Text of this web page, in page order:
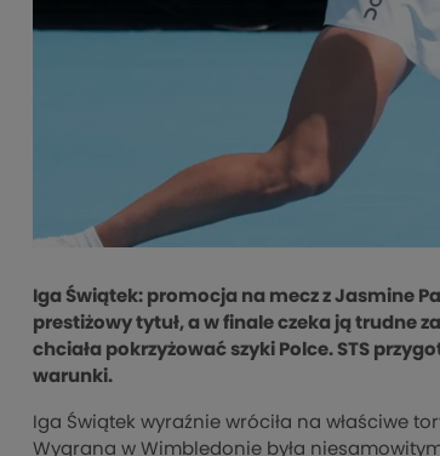
Iga Świątek: promocja na mecz z Jasmine
prestiżowy tytuł, a w finale czeka ją trudne
chciała pokrzyżować szyki Polce. STS
warunki.
Iga Świątek wyraźnie wróciła na właściwe
Wygrana w Wimbledonie była